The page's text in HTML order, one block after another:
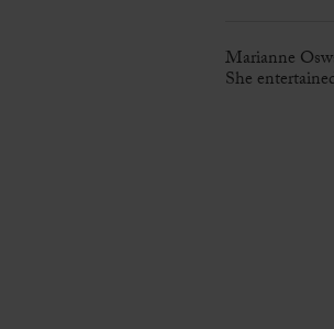
Marianne
She